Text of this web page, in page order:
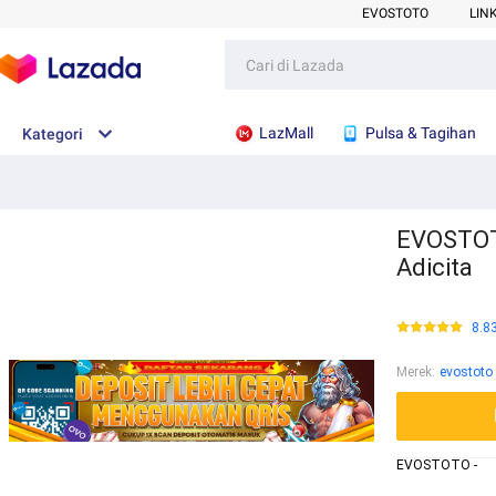
EVOSTOTO
Kategori LazMall Pulsa & Tagihan
Adicita
Merek: evostoto
EVOSTOTO -